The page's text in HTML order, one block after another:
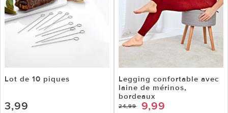
Lot de 10 piques
3,99
Legging confortable avec
laine de mérinos,
bordeaux
24,99 9,99